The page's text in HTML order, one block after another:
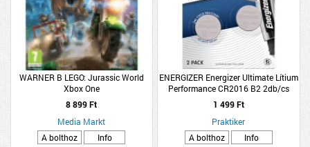
WARNER B LEGO: Jurassic World
Xbox One
8 899 Ft
Media Markt
A bolthoz
Info
ENERGIZER Energizer Ultimate Lítium
Performance CR2016 B2 2db/cs
gombelem
1 499 Ft
Praktiker
A bolthoz
Info